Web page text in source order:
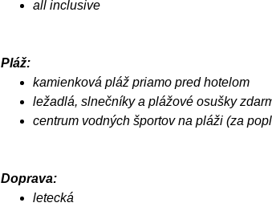
all inclusive
Pláž:
kamienková pláž priamo pred hotelom
ležadlá, slnečníky a plážové osušky
centrum vodných športov na pláži (za
Doprava:
letecká